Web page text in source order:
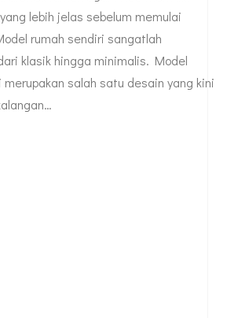
lebih jelas sebelum memulai
rumah sendiri sangatlah
klasik hingga minimalis. Model
salah satu desain yang kini